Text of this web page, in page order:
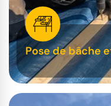
Pose de bâche